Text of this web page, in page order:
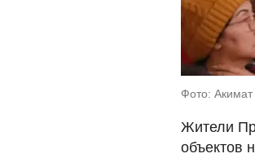
Фото: Акимат
Жители
объектов